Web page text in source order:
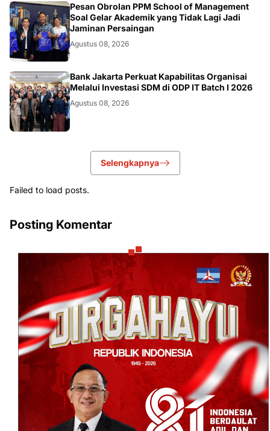
DIKBUDRISTEK
Pesan Obrolan PPM School of Management
Soal Gelar Akademik yang Tidak Lagi Jadi
Jaminan Persaingan
Agustus 08, 2026
DIKBUDRISTEK
Bank Jakarta Perkuat Kapabilitas Organisai
Melalui Investasi SDM di ODP IT Batch I 2026
Agustus 08, 2026
Selengkapnya
Failed to load posts.
Posting Komentar